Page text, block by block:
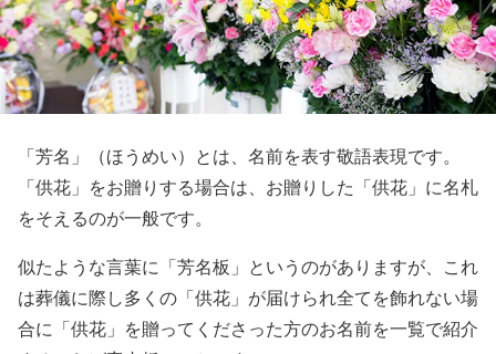
「芳名」（ほうめい）とは、名前を表す敬語表現です。
「供花」をお贈りする場合は、お贈りした「供花」に名札
をそえるのが一般です。
似たような言葉に「芳名板」というのがありますが、これ
は葬儀に際し多くの「供花」が届けられ全てを飾れない場
合に「供花」を贈ってくださった方のお名前を一覧で紹介